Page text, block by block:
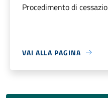
Procedimento di
VAI ALLA PAGINA